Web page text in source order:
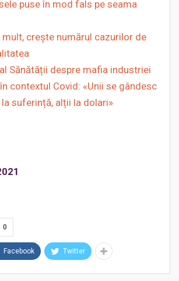
puse în mod fals pe seama
crește numărul cazurilor de
Sănătății despre mafia industriei
contextul Covid: «Unii se gândesc
suferință, alții la dolari»
0
Facebook Twitter